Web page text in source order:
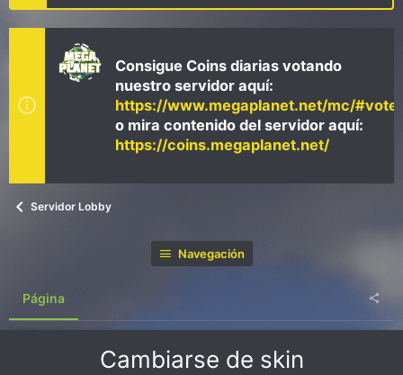
u
z
a
c
ó
n
Consigue Coins diarias votando
nuestro servidor aquí:
https://www.megaplanet.net/mc/#vote
o mira contenido del servidor aquí:
https://coins.megaplanet.net/
Servidor Lobby
Navegación
Página
Cambiarse de skin